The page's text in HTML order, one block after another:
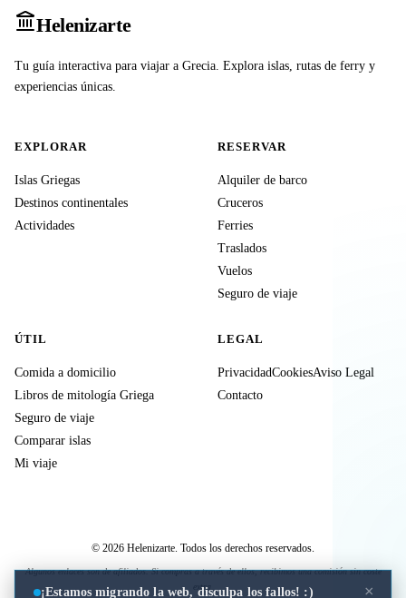
¡Estamos migrando la web, disculpa los fallos! :) ×
Helenizarte
Tu guía interactiva para viajar a Grecia. Explora islas, rutas de ferry y
experiencias únicas.
EXPLORAR
Islas Griegas
Destinos continentales
Actividades
RESERVAR
Alquiler de barco
Cruceros
Ferries
Traslados
Vuelos
Seguro de viaje
ÚTIL
Comida a domicilio
Libros de mitología Griega
Seguro de viaje
Comparar islas
Mi viaje
LEGAL
PrivacidadCookiesAviso Legal
Contacto
© 2026 Helenizarte. Todos los derechos reservados.
Algunos enlaces son de afiliados. Si compras a través de ellos, recibimos una comisión sin coste
extra.